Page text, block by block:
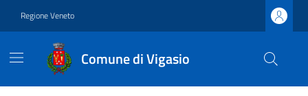
Regione Veneto
Comune di Vigasio